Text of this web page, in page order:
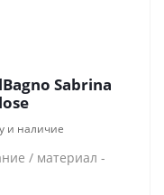
Sabrina
и наличие
/ материал -